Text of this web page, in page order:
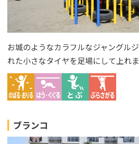
お城のようなカラフルなジャングル
れた小さなタイヤを足場にして上れま
ブランコ